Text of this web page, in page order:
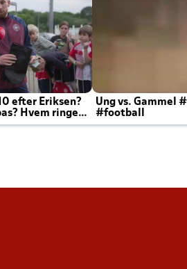
efter Eriksen?
Hvem ringer
kampe?
Ung vs. Gammel
#football